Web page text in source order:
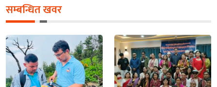
सम्बन्धित खवर